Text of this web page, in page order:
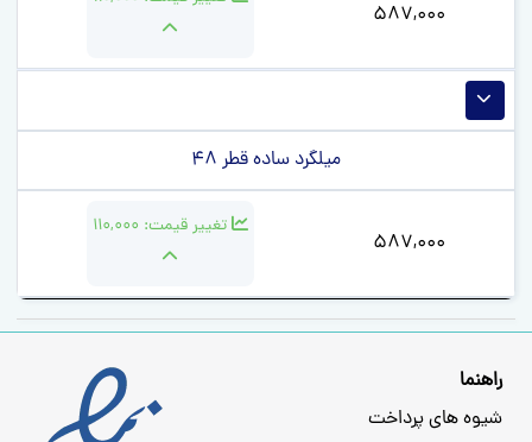
587,000
میلگرد ساده قطر 48
587,000
تغییر قیمت: 110,000
راهنما
شیوه های پرداخت